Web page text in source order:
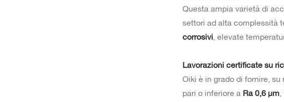
Questa ampia varietà di
settori ad alta complessità
corrosivi, elevate
Lavorazioni certificate su
Oiki è in grado di fornire,
pari o inferiore a Ra 0,6 µm